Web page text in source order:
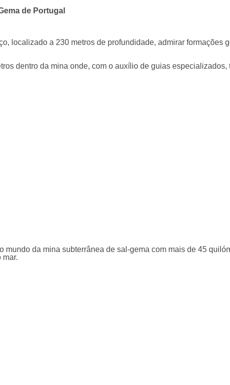
de Portugal
localizado a 230 metros de profundidade, admirar formações
dentro da mina onde, com o auxílio de guias
mundo da mina subterrânea de sal-gema com mais de 45